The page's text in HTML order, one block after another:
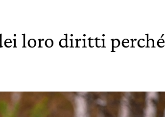
loro diritti perché